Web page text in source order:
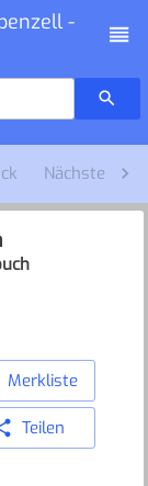
-
Nächste
Merkliste
Teilen